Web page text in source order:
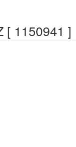
[ 1150941 ]